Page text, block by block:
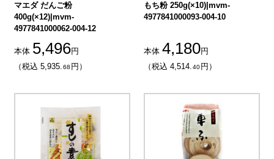
マエダ だんご粉
400g(×12)|mvm-
4977841000062-004-12
本体 5,496円
（税込 5,935.68 円）
もち粉 250g(×10)|mvm-
4977841000093-004-10
本体 4,180円
（税込 4,514.40 円）